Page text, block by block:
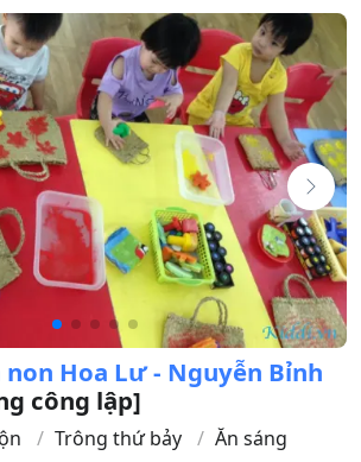
Hoa Lư - Nguyễn Bỉnh
công lập]
Trông thứ bảy
Ăn sáng